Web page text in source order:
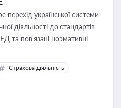
перехід української системи
діяльності до стандартів
та пов'язані нормативні
Страхова діяльність